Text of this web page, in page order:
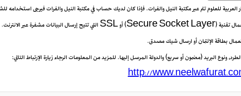
العربية للعلوم تتم عبر مكتبة النيل والفرات. فإذا كان لديك حساب في مكتبة النيل والفرات فيرجى استخدامه
بطاقة الإئتمان أو ارسال شيك مصدق.
ونوع البريد (مضمون أو سريع) والدولة المرسل إليها. للمزيد من المعلومات الرجاء زيارة الإرتباط التالي:
http://